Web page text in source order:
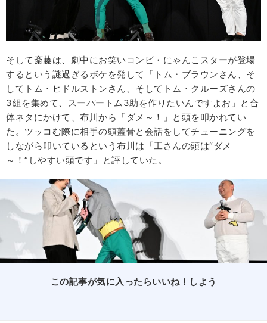
そして斎藤は、劇中にお笑いコンビ・にゃんこスターが登場
するという謎過ぎるボケを発して「トム・ブラウンさん、そ
してトム・ヒドルストンさん、そしてトム・クルーズさんの
3組を集めて、スーパートム3助を作りたいんですよお」と合
体ネタにかけて、布川から「ダメ～！」と頭を叩かれてい
た。ツッコむ際に相手の頭蓋骨と会話をしてチューニングを
しながら叩いているという布川は「工さんの頭は“ダメ
～！”しやすい頭です」と評していた。
この記事が気に入ったらいいね！しよう